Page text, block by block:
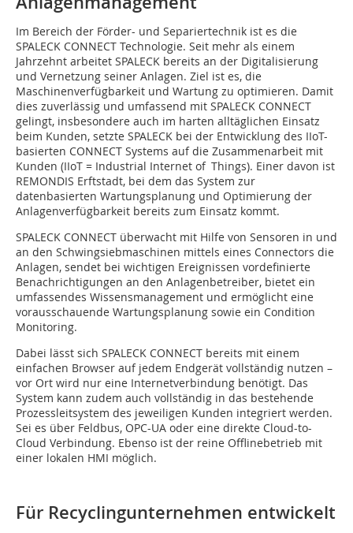
Im Bereich der Förder- und Separiertechnik ist es die
SPALECK CONNECT Technologie. Seit mehr als einem
Jahrzehnt arbeitet SPALECK bereits an der Digitalisierung
und Vernetzung seiner Anlagen. Ziel ist es, die
Maschinenverfügbarkeit und Wartung zu optimieren. Damit
dies zuverlässig und umfassend mit SPALECK CONNECT
gelingt, insbesondere auch im harten alltäglichen Einsatz
beim Kunden, setzte SPALECK bei der Entwicklung des IIoT-
basierten CONNECT Systems auf die Zusammenarbeit mit
Kunden (IIoT = Industrial Internet of Things). Einer davon ist
REMONDIS Erftstadt, bei dem das System zur
datenbasierten Wartungsplanung und Optimierung der
Anlagenverfügbarkeit bereits zum Einsatz kommt.
SPALECK CONNECT überwacht mit Hilfe von Sensoren in und
an den Schwingsiebmaschinen mittels eines Connectors die
Anlagen, sendet bei wichtigen Ereignissen vordefinierte
Benachrichtigungen an den Anlagenbetreiber, bietet ein
umfassendes Wissensmanagement und ermöglicht eine
vorausschauende Wartungsplanung sowie ein Condition
Monitoring.
Dabei lässt sich SPALECK CONNECT bereits mit einem
einfachen Browser auf jedem Endgerät vollständig nutzen –
vor Ort wird nur eine Internetverbindung benötigt. Das
System kann zudem auch vollständig in das bestehende
Prozessleitsystem des jeweiligen Kunden integriert werden.
Sei es über Feldbus, OPC-UA oder eine direkte Cloud-to-
Cloud Verbindung. Ebenso ist der reine Offlinebetrieb mit
einer lokalen HMI möglich.
Für Recyclingunternehmen entwickelt